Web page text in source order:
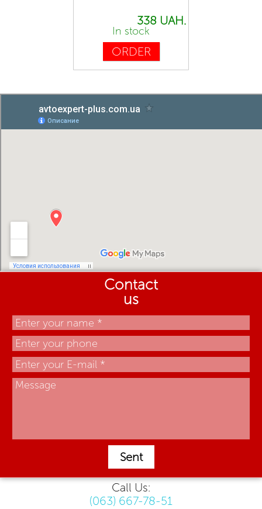
338 UAH.
In stock
ORDER
Contact
us
Sent
Call Us:
(063) 667-78-51